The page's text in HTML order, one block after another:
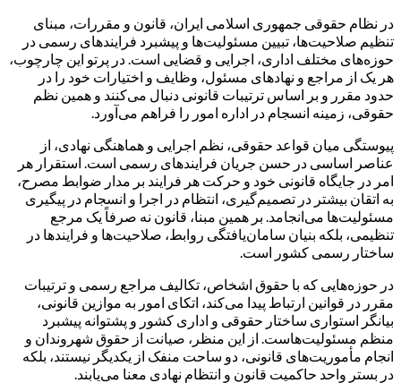
در نظام حقوقی جمهوری اسلامی ایران، قانون و مقررات، مبنای
تنظیم صلاحیت‌ها، تبیین مسئولیت‌ها و پیشبرد فرایندهای رسمی در
حوزه‌های مختلف اداری، اجرایی و قضایی است. در پرتو این چارچوب،
هر یک از مراجع و نهادهای مسئول، وظایف و اختیارات خود را در
حدود مقرر و بر اساس ترتیبات قانونی دنبال می‌کنند و همین نظم
حقوقی، زمینه انسجام در اداره امور را فراهم می‌آورد.
پیوستگی میان قواعد حقوقی، نظم اجرایی و هماهنگی نهادی، از
عناصر اساسی در حسن جریان فرایندهای رسمی است. استقرار هر
امر در جایگاه قانونی خود و حرکت هر فرایند بر مدار ضوابط مصرح،
به اتقان بیشتر در تصمیم‌گیری، انتظام در اجرا و انسجام در پیگیری
مسئولیت‌ها می‌انجامد. بر همین مبنا، قانون نه صرفاً یک مرجع
تنظیمی، بلکه بنیان سامان‌یافتگی روابط، صلاحیت‌ها و فرایندها در
ساختار رسمی کشور است.
در حوزه‌هایی که با حقوق اشخاص، تکالیف مراجع رسمی و ترتیبات
مقرر در قوانین ارتباط پیدا می‌کند، اتکای امور به موازین قانونی،
بیانگر استواری ساختار حقوقی و اداری کشور و پشتوانه پیشبرد
منظم مسئولیت‌هاست. از این منظر، صیانت از حقوق شهروندان و
انجام مأموریت‌های قانونی، دو ساحت منفک از یکدیگر نیستند، بلکه
در بستر واحد حاکمیت قانون و انتظام نهادی معنا می‌یابند.